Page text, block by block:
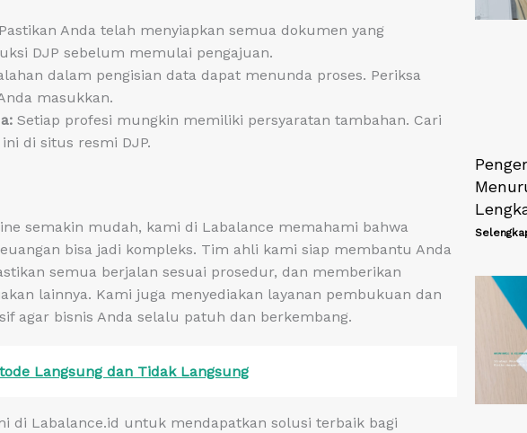
Pastikan Anda telah menyiapkan semua dokumen yang
DJP sebelum memulai pengajuan.
dalam pengisian data dapat menunda proses. Periksa
masukkan.
Setiap profesi mungkin memiliki persyaratan tambahan. Cari
di situs resmi DJP.
semakin mudah, kami di Labalance memahami bahwa
bisa jadi kompleks. Tim ahli kami siap membantu Anda
semua berjalan sesuai prosedur, dan memberikan
lainnya. Kami juga menyediakan layanan pembukuan dan
agar bisnis Anda selalu patuh dan berkembang.
Langsung dan Tidak Langsung
di Labalance.id untuk mendapatkan solusi terbaik bagi